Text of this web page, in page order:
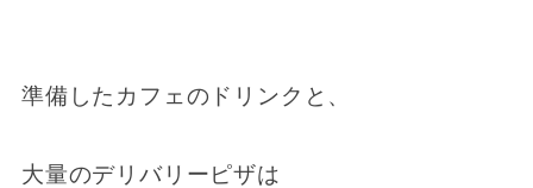
準備したカフェのドリンクと、
大量のデリバリーピザは